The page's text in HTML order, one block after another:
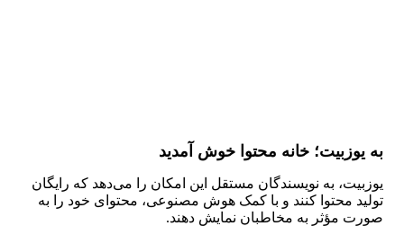
به یوزبیت؛ خانه محتوا خوش آمدید
یوزبیت، به نویسندگان مستقل این امکان را می‌دهد که رایگان
تولید محتوا کنند و با کمک هوش مصنوعی، محتوای خود را به
صورت مؤثر به مخاطبان نمایش دهند.